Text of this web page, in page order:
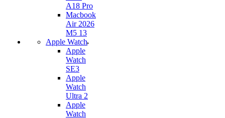
A18 Pro
Macbook
Air 2026
M5 13
Apple Watch
Apple
Watch
SE3
Apple
Watch
Ultra 2
Apple
Watch